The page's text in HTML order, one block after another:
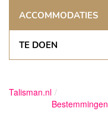
ACCOMMODATIES
TE DOEN
Talisman.nl
Bestemmingen